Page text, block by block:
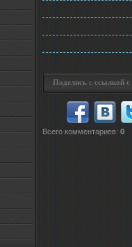
Поделись с ссылкой
Всего комментариев: 0